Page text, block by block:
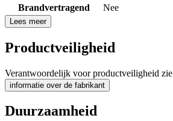
Brandvertragend
Nee
Lees meer
Productveiligheid
Verantwoordelijk voor productveiligheid zie
informatie over de fabrikant
Duurzaamheid